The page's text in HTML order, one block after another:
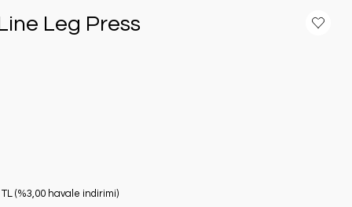
Leg Press
TL (%3,00 havale indirimi)